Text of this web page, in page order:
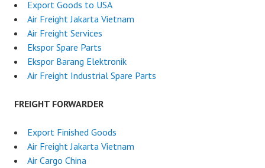
Export Goods to USA
Air Freight Jakarta Vietnam
Air Freight Services
Ekspor Spare Parts
Ekspor Barang Elektronik
Air Freight Industrial Spare Parts
FREIGHT FORWARDER
Export Finished Goods
Air Freight Jakarta Vietnam
Air Cargo China